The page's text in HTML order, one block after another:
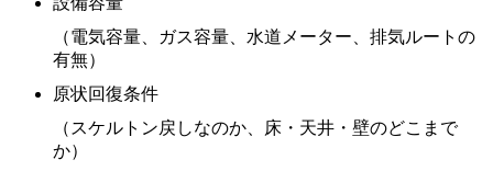
（電気容量、ガス容量、水道メーター、排気ルートの
有無）
原状回復条件
（スケルトン戻しなのか、床・天井・壁のどこまで
か）